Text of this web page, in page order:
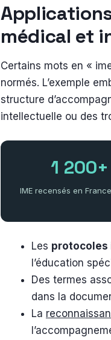
médical et
Certains mots en «
normés. L’exemple
structure
intellectuelle ou des
1 200+
IME recensés en
Les
l’éducation
Des termes
dans la
La